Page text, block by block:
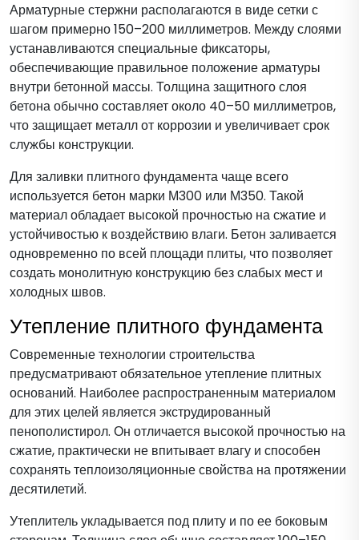
Арматурные стержни располагаются в виде сетки с
шагом примерно 150–200 миллиметров. Между слоями
устанавливаются специальные фиксаторы,
обеспечивающие правильное положение арматуры
внутри бетонной массы. Толщина защитного слоя
бетона обычно составляет около 40–50 миллиметров,
что защищает металл от коррозии и увеличивает срок
службы конструкции.
Для заливки плитного фундамента чаще всего
используется бетон марки М300 или М350. Такой
материал обладает высокой прочностью на сжатие и
устойчивостью к воздействию влаги. Бетон заливается
одновременно по всей площади плиты, что позволяет
создать монолитную конструкцию без слабых мест и
холодных швов.
Утепление плитного фундамента
Современные технологии строительства
предусматривают обязательное утепление плитных
оснований. Наиболее распространенным материалом
для этих целей является экструдированный
пенополистирол. Он отличается высокой прочностью на
сжатие, практически не впитывает влагу и способен
сохранять теплоизоляционные свойства на протяжении
десятилетий.
Утеплитель укладывается под плиту и по ее боковым